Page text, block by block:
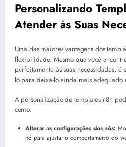
Personalizando
Atender às Suas
Uma das maiores vantagens dos
flexibilidade. Mesmo que você
perfeitamente às suas necessidades, é
lo para deixá-lo ainda mais adequado
A personalização de templates n8n
como:
Alterar as configurações dos nós:
nó para ajustar o comportamento do